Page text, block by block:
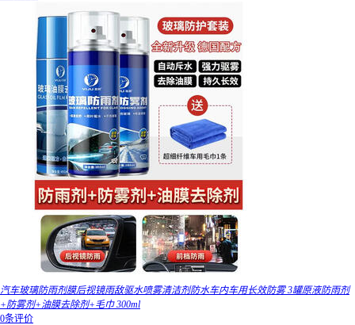
汽车玻璃防雨剂膜后视镜雨敌驱水喷雾清洁剂防水车内车用长效防雾 3罐原液防雨剂
+防雾剂+油膜去除剂+毛巾 300ml
0条评价